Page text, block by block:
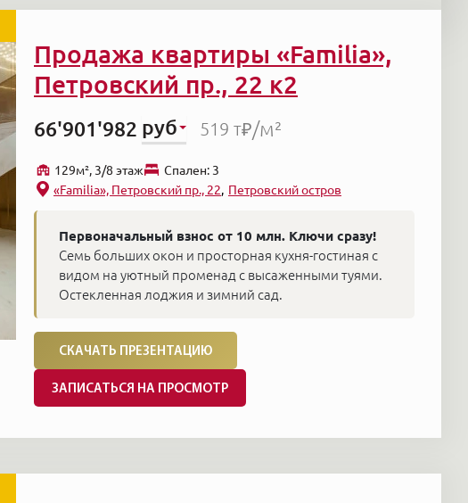
Продажа квартиры «Familia»,
Петровский пр., 22 к2
66'901'982 руб 519 т₽/м²
129м², 3/8 этаж
Cпален: 3
«Familia», Петровский пр., 22
Петровский остров
Первоначальный взнос от 10 млн. Ключи сразу!
Семь больших окон и просторная кухня-гостиная с
видом на уютный променад с высаженными туями.
Остекленная лоджия и зимний сад.
СКАЧАТЬ ПРЕЗЕНТАЦИЮ
ЗАПИСАТЬСЯ НА ПРОСМОТР